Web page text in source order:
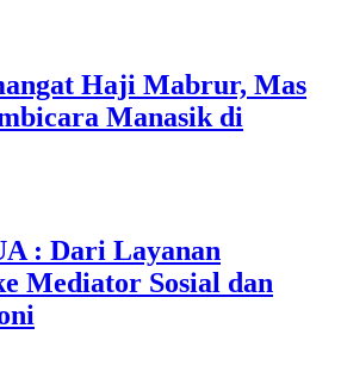
Haji Mabrur, Mas
Manasik di
: Dari Layanan
Mediator Sosial dan